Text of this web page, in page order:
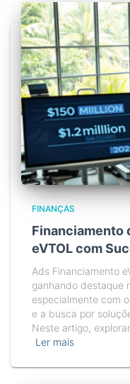
FINANÇAS
Financiamento
eVTOL com
Ads Financiamento
ganhando destaque
especialmente com
e a busca por
Neste artigo,
Ler mais